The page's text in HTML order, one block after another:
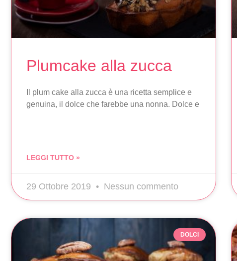
Plumcake alla zucca
Il plum cake alla zucca è una ricetta semplice e
genuina, il dolce che farebbe una nonna. Dolce e
LEGGI TUTTO »
29 Ottobre 2019 Nessun commento
DOLCI